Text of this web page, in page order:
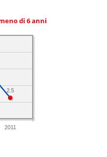
di 6 anni
2011
2.5